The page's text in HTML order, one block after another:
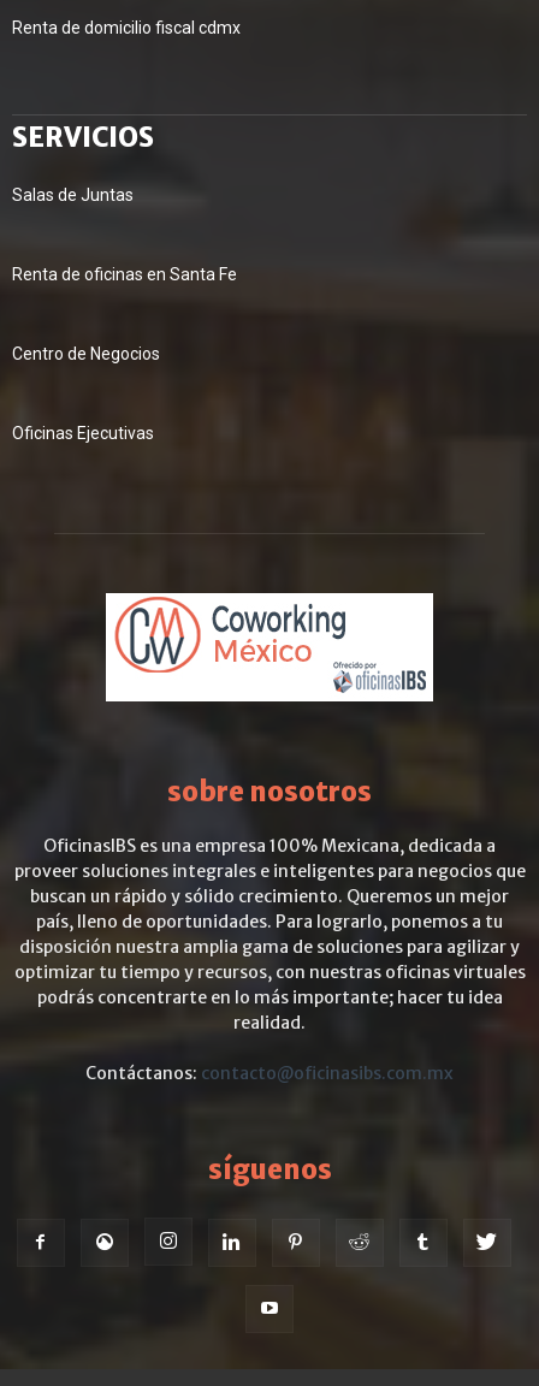
Renta de domicilio fiscal cdmx
SERVICIOS
Salas de Juntas
Renta de oficinas en Santa Fe
Centro de Negocios
Oficinas Ejecutivas
sobre nosotros
OficinasIBS es una empresa 100% Mexicana, dedicada a
proveer soluciones integrales e inteligentes para negocios que
buscan un rápido y sólido crecimiento. Queremos un mejor
país, lleno de oportunidades. Para lograrlo, ponemos a tu
disposición nuestra amplia gama de soluciones para agilizar y
optimizar tu tiempo y recursos, con nuestras oficinas virtuales
podrás concentrarte en lo más importante; hacer tu idea
realidad.
Contáctanos: contacto@oficinasibs.com.mx
síguenos